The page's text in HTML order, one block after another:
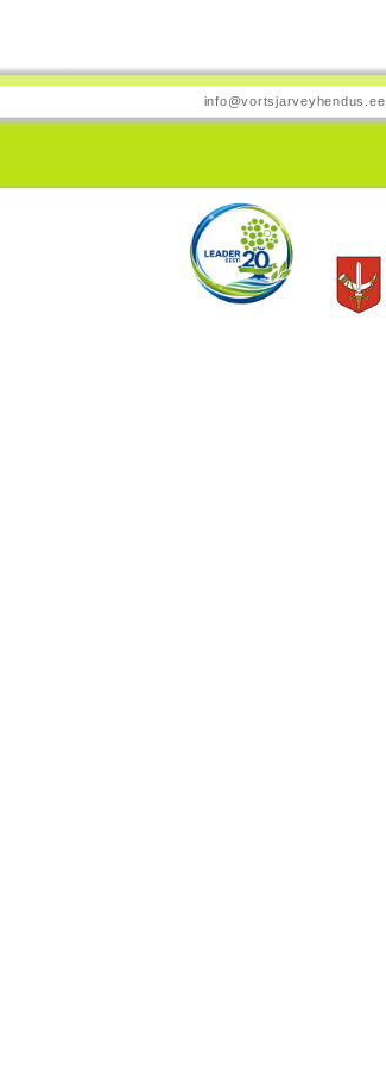
info@vortsjarveyhendus.ee